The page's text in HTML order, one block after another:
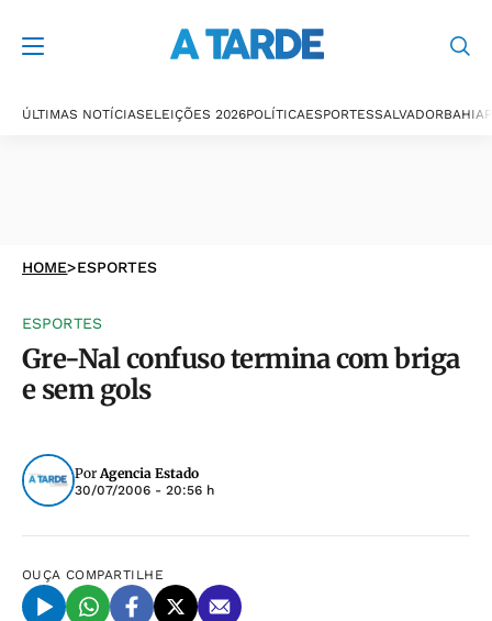
ÚLTIMAS NOTÍCIASELEIÇÕES 2026POLÍTICAESPORTESSALVADORBAHIA
HOME>ESPORTES
ESPORTES
Gre-Nal confuso termina com briga
e sem gols
PorAgencia Estado
30/07/2006 - 20:56 h
OUÇA COMPARTILHE